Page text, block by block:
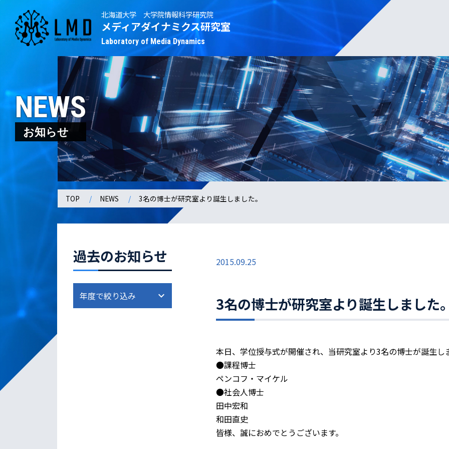
北海道大学 大学院情報科学研究院
メディアダイナミクス研究室
Laboratory of Media Dynamics
NEWS
お知らせ
TOP NEWS 3名の博士が研究室より誕生しました。
過去のお知らせ 2015.09.25
3名の博士が研究室より誕生しました。
本日、学位授与式が開催され、当研究室より3名の博士が誕生し
●課程博士
ペンコフ・マイケル
●社会人博士
田中宏和
和田直史
皆様、誠におめでとうございます。